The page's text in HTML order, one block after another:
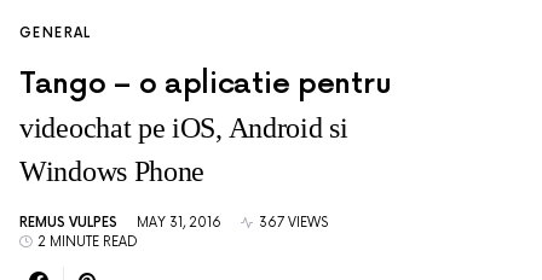
GENERAL
Tango – o aplicatie pentru
videochat pe iOS, Android si
Windows Phone
REMUS VULPES MAY 31, 2016
367 VIEWS
2 MINUTE READ